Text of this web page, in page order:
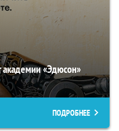
«Эдюсон»
ПОДРОБНЕЕ